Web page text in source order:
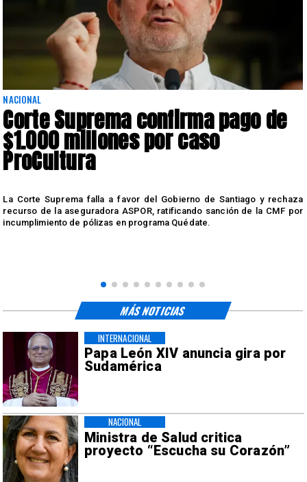
NACIONAL
Corte Suprema confirma pago de
$1.000 millones por caso
ProCultura
La Corte Suprema falla a favor del Gobierno de Santiago y rechaza
recurso de la aseguradora ASPOR, ratificando sanción de la CMF por
incumplimiento de pólizas en programa Quédate.
Papa León XIV anuncia gira por
Sudamérica
INTERNACIONAL
Ministra de Salud critica
proyecto “Escucha su Corazón”
NACIONAL
MÁS NOTICIAS